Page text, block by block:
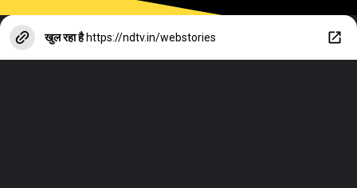
खुल रहा है https://ndtv.in/webstories